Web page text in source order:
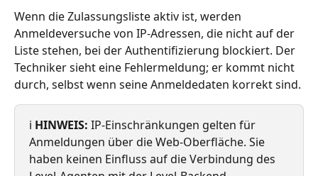
Wenn die Zulassungsliste aktiv ist, werden
Anmeldeversuche von IP-Adressen, die nicht auf der
Liste stehen, bei der Authentifizierung blockiert. Der
Techniker sieht eine Fehlermeldung; er kommt nicht
durch, selbst wenn seine Anmeldedaten korrekt sind.
ℹ️ HINWEIS: IP-Einschränkungen gelten für
Anmeldungen über die Web-Oberfläche. Sie
haben keinen Einfluss auf die Verbindung des